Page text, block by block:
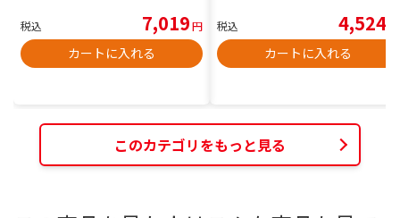
税込 7,019円
カートに入れる
税込 4,524
カートに入れる
このカテゴリをもっと見る